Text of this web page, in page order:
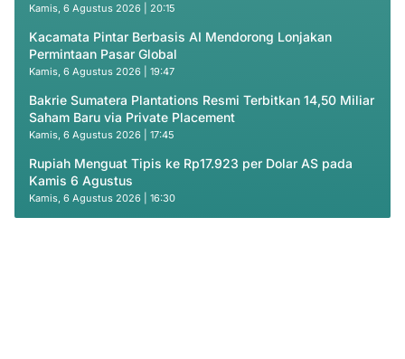
Kamis, 6 Agustus 2026 | 20:15
Kacamata Pintar Berbasis AI Mendorong Lonjakan
Permintaan Pasar Global
Kamis, 6 Agustus 2026 | 19:47
Bakrie Sumatera Plantations Resmi Terbitkan 14,50 Miliar
Saham Baru via Private Placement
Kamis, 6 Agustus 2026 | 17:45
Rupiah Menguat Tipis ke Rp17.923 per Dolar AS pada
Kamis 6 Agustus
Kamis, 6 Agustus 2026 | 16:30